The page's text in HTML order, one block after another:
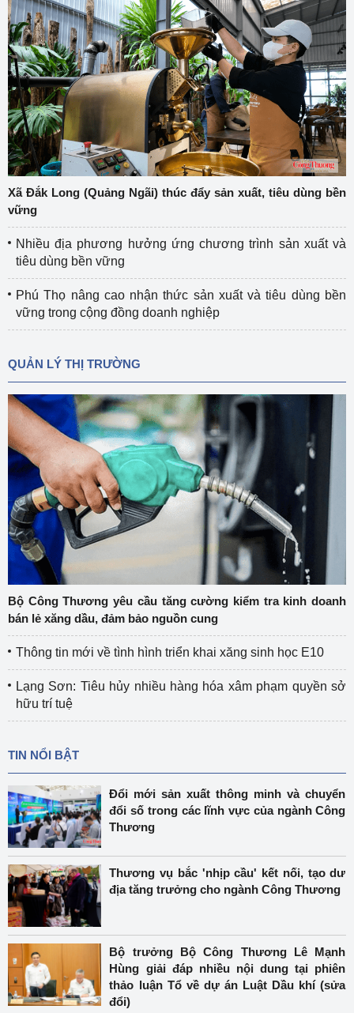
Xã Đắk Long (Quảng Ngãi) thúc đẩy sản xuất, tiêu dùng bền
vững
Nhiều địa phương hưởng ứng chương trình sản xuất và
tiêu dùng bền vững
Phú Thọ nâng cao nhận thức sản xuất và tiêu dùng bền
vững trong cộng đồng doanh nghiệp
QUẢN LÝ THỊ TRƯỜNG
Bộ Công Thương yêu cầu tăng cường kiểm tra kinh doanh
bán lẻ xăng dầu, đảm bảo nguồn cung
Thông tin mới về tình hình triển khai xăng sinh học E10
Lạng Sơn: Tiêu hủy nhiều hàng hóa xâm phạm quyền sở
hữu trí tuệ
TIN NỔI BẬT
Đổi mới sản xuất thông minh và chuyển
đổi số trong các lĩnh vực của ngành Công
Thương
Thương vụ bắc 'nhịp cầu' kết nối, tạo dư
địa tăng trưởng cho ngành Công Thương
Bộ trưởng Bộ Công Thương Lê Mạnh
Hùng giải đáp nhiều nội dung tại phiên
thảo luận Tổ về dự án Luật Dầu khí (sửa
đổi)